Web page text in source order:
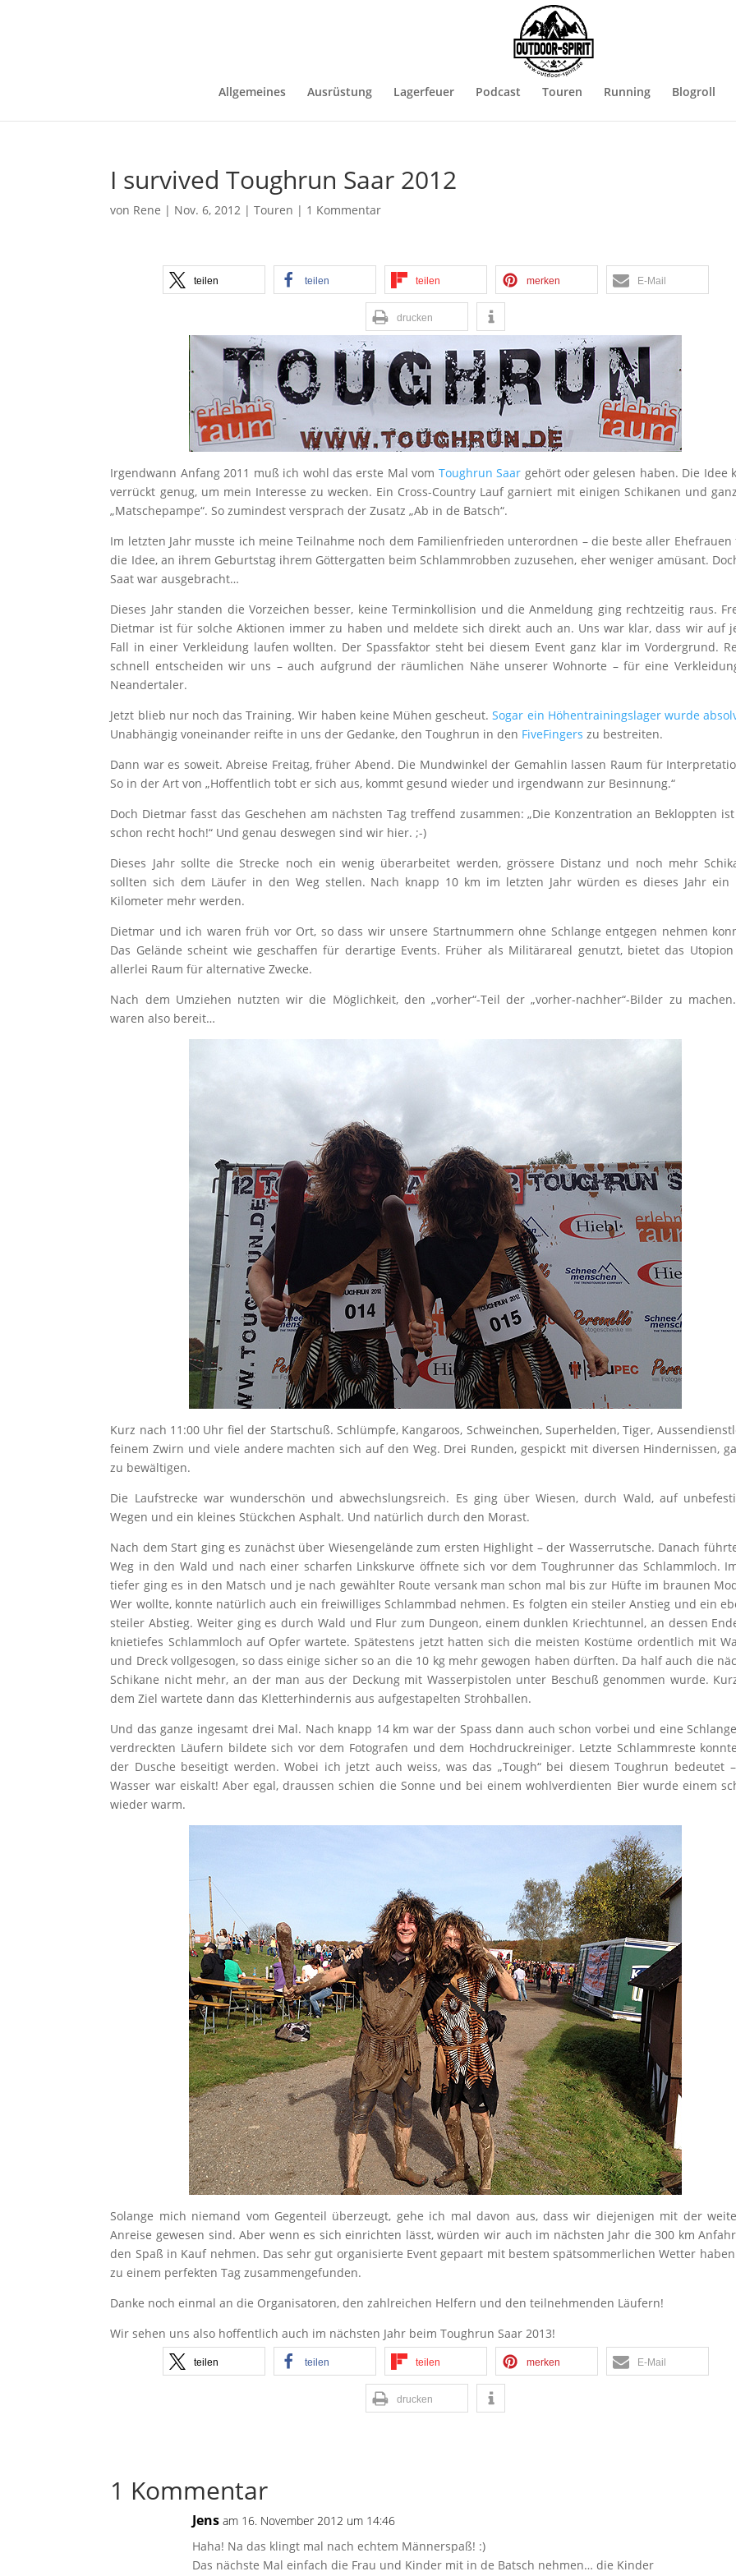
Allgemeines Ausrüstung Lagerfeuer Podcast Touren Running Blogroll
I survived Toughrun Saar 2012
von Rene | Nov. 6, 2012 |Touren | 1 Kommentar
teilen teilen teilen merken E-Mail
drucken
Irgendwann Anfang 2011 muß ich wohl das erste Mal vom Toughrun Saar gehört oder gelesen haben. Die Idee
verrückt genug, um mein Interesse zu wecken. Ein Cross-Country Lauf garniert mit einigen Schikanen und
„Matschepampe“. So zumindest versprach der Zusatz „Ab in de Batsch“.
Im letzten Jahr musste ich meine Teilnahme noch dem Familienfrieden unterordnen – die beste aller Ehefrauen
die Idee, an ihrem Geburtstag ihrem Göttergatten beim Schlammrobben zuzusehen, eher weniger amüsant.
Saat war ausgebracht…
Dieses Jahr standen die Vorzeichen besser, keine Terminkollision und die Anmeldung ging rechtzeitig raus.
Dietmar ist für solche Aktionen immer zu haben und meldete sich direkt auch an. Uns war klar, dass wir auf
Fall in einer Verkleidung laufen wollten. Der Spassfaktor steht bei diesem Event ganz klar im Vordergrund.
schnell entscheiden wir uns – auch aufgrund der räumlichen Nähe unserer Wohnorte – für eine
Neandertaler.
Jetzt blieb nur noch das Training. Wir haben keine Mühen gescheut.Sogar ein Höhentrainingslager wurde
Unabhängig voneinander reifte in uns der Gedanke, den Toughrun in den FiveFingers zu bestreiten.
Dann war es soweit. Abreise Freitag, früher Abend. Die Mundwinkel der Gemahlin lassen Raum für
So in der Art von „Hoffentlich tobt er sich aus, kommt gesund wieder und irgendwann zur Besinnung.“
Doch Dietmar fasst das Geschehen am nächsten Tag treffend zusammen: „Die Konzentration an Bekloppten
schon recht hoch!“ Und genau deswegen sind wir hier. ;-)
Dieses Jahr sollte die Strecke noch ein wenig überarbeitet werden, grössere Distanz und noch mehr
sollten sich dem Läufer in den Weg stellen. Nach knapp 10 km im letzten Jahr würden es dieses Jahr ein
Kilometer mehr werden.
Dietmar und ich waren früh vor Ort, so dass wir unsere Startnummern ohne Schlange entgegen nehmen
Das Gelände scheint wie geschaffen für derartige Events. Früher als Militärareal genutzt, bietet das
allerlei Raum für alternative Zwecke.
Nach dem Umziehen nutzten wir die Möglichkeit, den „vorher“-Teil der „vorher-nachher“-Bilder zu
waren also bereit…
Kurz nach 11:00 Uhr fiel der Startschuß. Schlümpfe, Kangaroos, Schweinchen, Superhelden, Tiger,
feinem Zwirn und viele andere machten sich auf den Weg. Drei Runden, gespickt mit diversen Hindernissen,
zu bewältigen.
Die Laufstrecke war wunderschön und abwechslungsreich. Es ging über Wiesen, durch Wald, auf
Wegen und ein kleines Stückchen Asphalt. Und natürlich durch den Morast.
Nach dem Start ging es zunächst über Wiesengelände zum ersten Highlight – der Wasserrutsche. Danach
Weg in den Wald und nach einer scharfen Linkskurve öffnete sich vor dem Toughrunner das Schlammloch.
tiefer ging es in den Matsch und je nach gewählter Route versank man schon mal bis zur Hüfte im braunen
Wer wollte, konnte natürlich auch ein freiwilliges Schlammbad nehmen. Es folgten ein steiler Anstieg und ein
steiler Abstieg. Weiter ging es durch Wald und Flur zum Dungeon, einem dunklen Kriechtunnel, an dessen
knietiefes Schlammloch auf Opfer wartete. Spätestens jetzt hatten sich die meisten Kostüme ordentlich mit
und Dreck vollgesogen, so dass einige sicher so an die 10 kg mehr gewogen haben dürften. Da half auch die
Schikane nicht mehr, an der man aus der Deckung mit Wasserpistolen unter Beschuß genommen wurde.
dem Ziel wartete dann das Kletterhindernis aus aufgestapelten Strohballen.
Und das ganze ingesamt drei Mal. Nach knapp 14 km war der Spass dann auch schon vorbei und eine
verdreckten Läufern bildete sich vor dem Fotografen und dem Hochdruckreiniger. Letzte Schlammreste
der Dusche beseitigt werden. Wobei ich jetzt auch weiss, was das „Tough“ bei diesem Toughrun bedeutet
Wasser war eiskalt! Aber egal, draussen schien die Sonne und bei einem wohlverdienten Bier wurde einem
wieder warm.
Solange mich niemand vom Gegenteil überzeugt, gehe ich mal davon aus, dass wir diejenigen mit der
Anreise gewesen sind. Aber wenn es sich einrichten lässt, würden wir auch im nächsten Jahr die 300 km
den Spaß in Kauf nehmen. Das sehr gut organisierte Event gepaart mit bestem spätsommerlichen Wetter
zu einem perfekten Tag zusammengefunden.
Danke noch einmal an die Organisatoren, den zahlreichen Helfern und den teilnehmenden Läufern!
Wir sehen uns also hoffentlich auch im nächsten Jahr beim Toughrun Saar 2013!
teilen teilen teilen merken E-Mail
drucken
1 Kommentar
Jens am 16. November 2012 um 14:46
Haha! Na das klingt mal nach echtem Männerspaß! :)
Das nächste Mal einfach die Frau und Kinder mit in de Batsch nehmen… die Kinder